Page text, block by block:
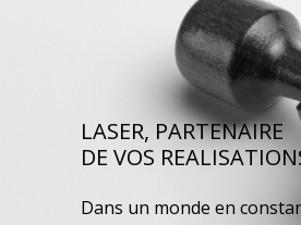
LASER, PARTENAIRE
DE VOS
Dans un monde en